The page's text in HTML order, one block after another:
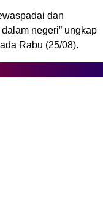
dan
negeri” ungkap
Rabu (25/08).